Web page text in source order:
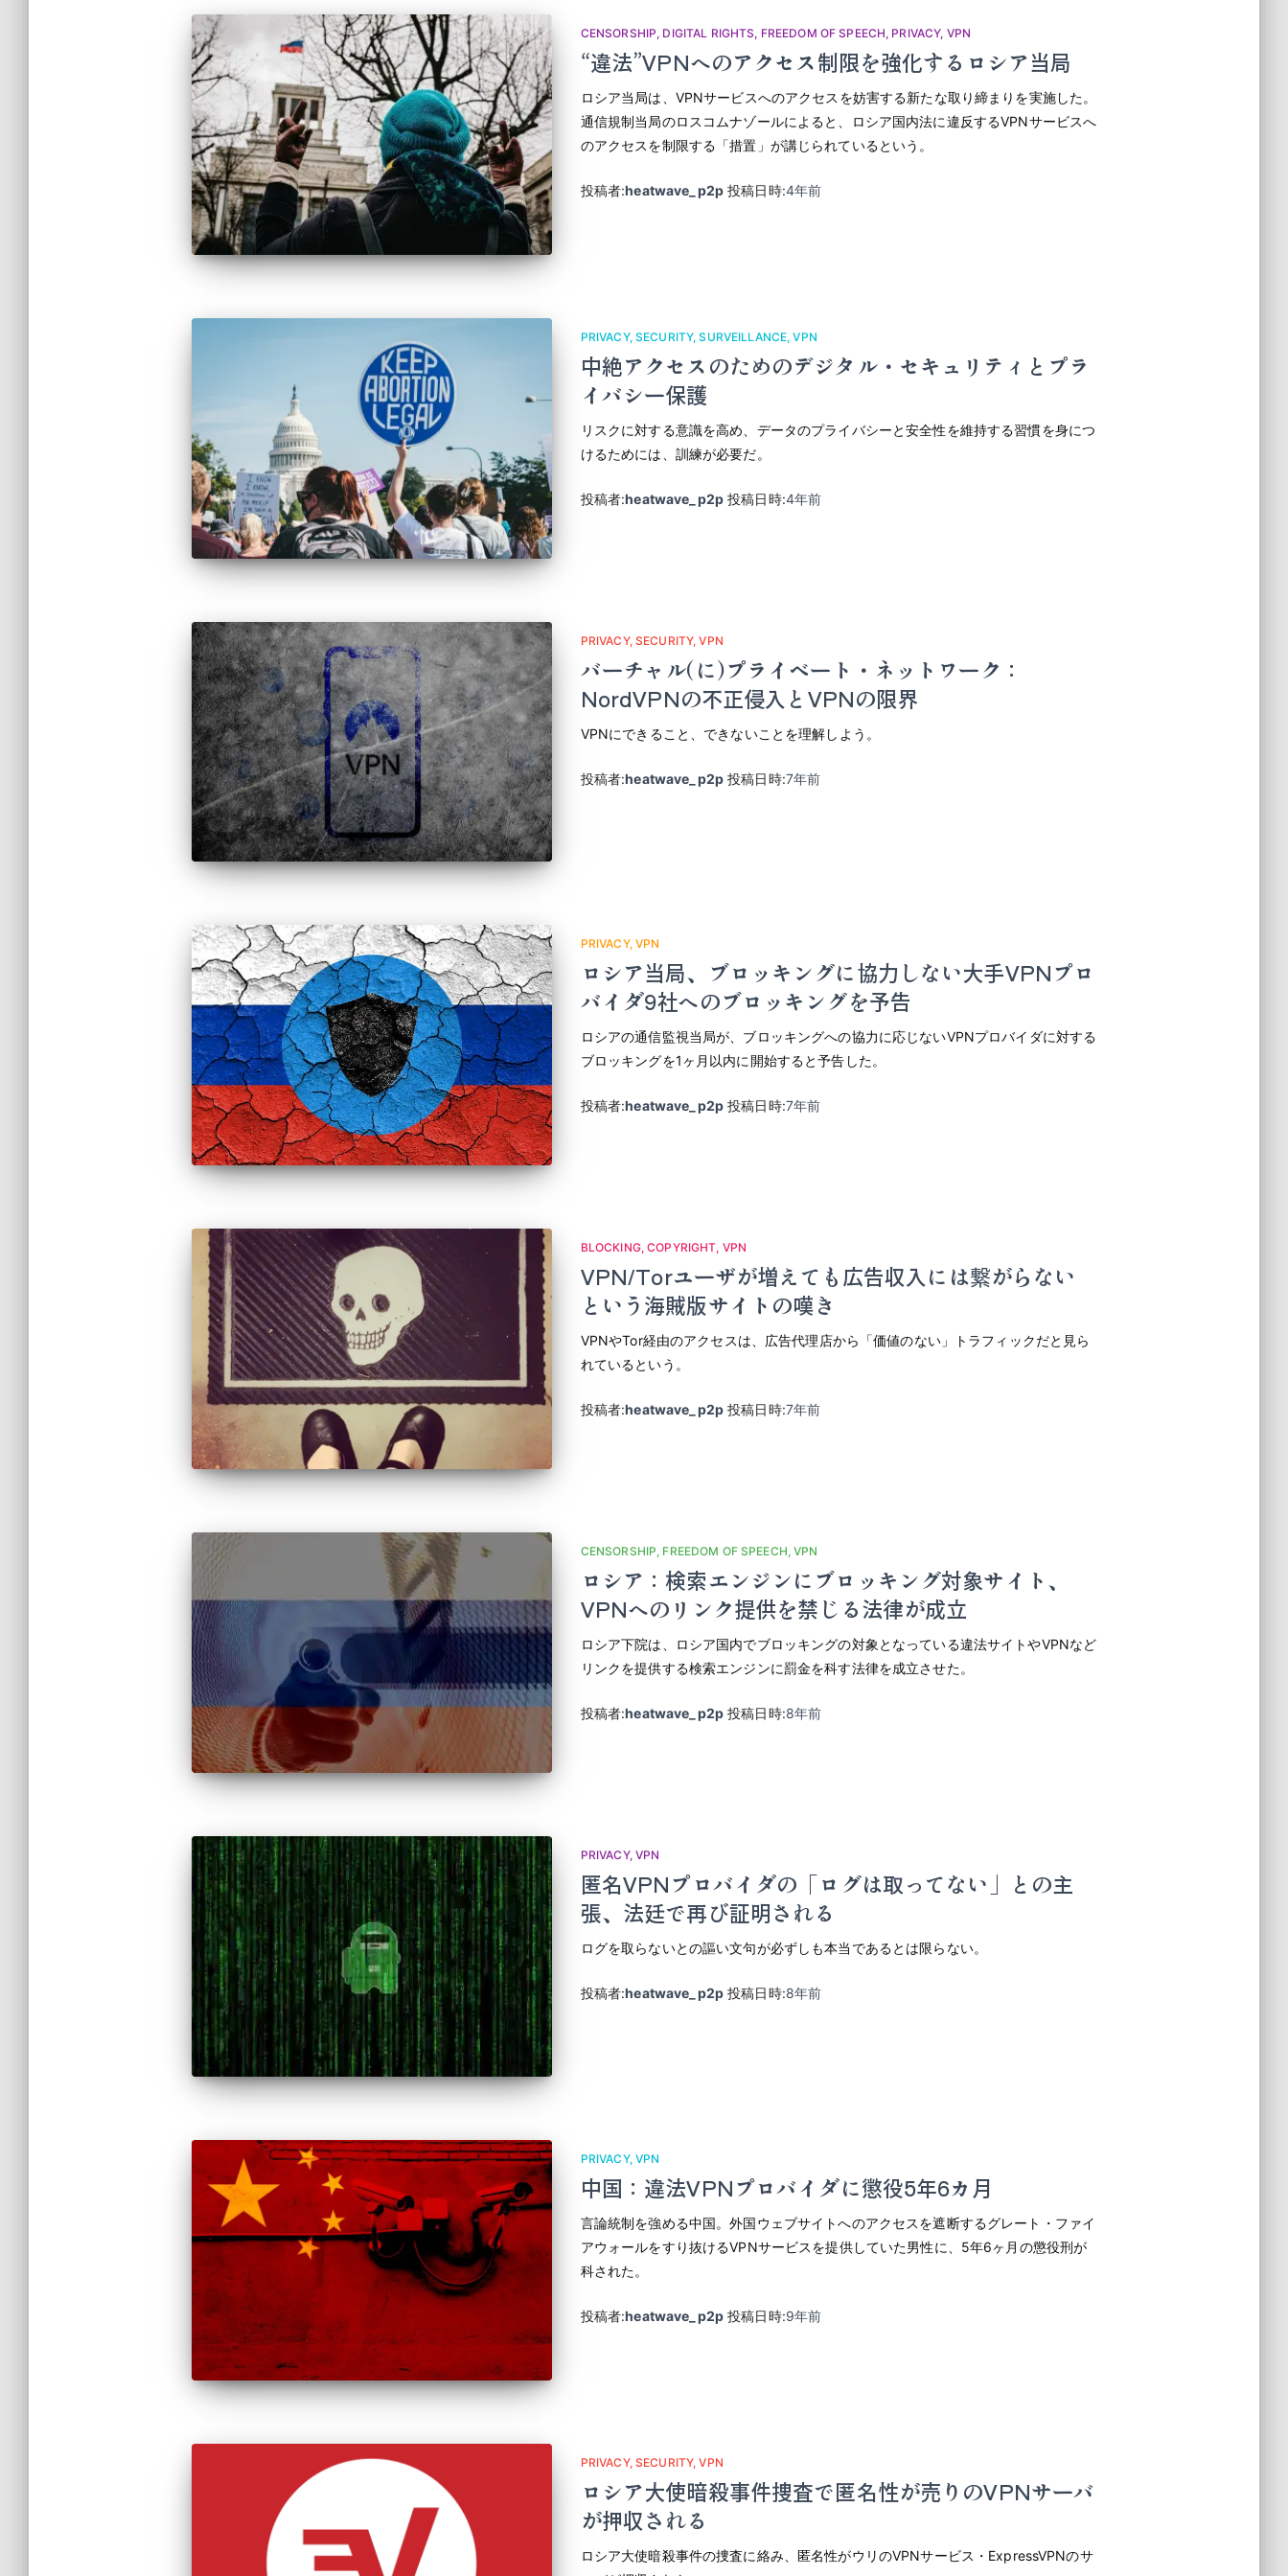
CENSORSHIP DIGITAL RIGHTS FREEDOM OF SPEECH PRIVACY VPN
“違法”VPNへのアクセス制限を強化するロシア当局
ロシア当局は、VPNサービスへのアクセスを妨害する新たな取り締まりを実施した。
通信規制当局のロスコムナゾールによると、ロシア国内法に違反するVPNサービスへ
のアクセスを制限する「措置」が講じられているという。
投稿者:heatwave_p2p 投稿日時:4年前
PRIVACY SECURITY SURVEILLANCE VPN
中絶アクセスのためのデジタル・セキュリティとプラ
イバシー保護
リスクに対する意識を高め、データのプライバシーと安全性を維持する習慣を身につ
けるためには、訓練が必要だ。
投稿者:heatwave_p2p 投稿日時:4年前
PRIVACY SECURITY VPN
バーチャル(に)プライベート・ネットワーク：
NordVPNの不正侵入とVPNの限界
VPNにできること、できないことを理解しよう。
投稿者:heatwave_p2p 投稿日時:7年前
PRIVACY VPN
ロシア当局、ブロッキングに協力しない大手VPNプロ
バイダ9社へのブロッキングを予告
ロシアの通信監視当局が、ブロッキングへの協力に応じないVPNプロバイダに対する
ブロッキングを1ヶ月以内に開始すると予告した。
投稿者:heatwave_p2p 投稿日時:7年前
BLOCKING COPYRIGHT VPN
VPN/Torユーザが増えても広告収入には繋がらない
という海賊版サイトの嘆き
VPNやTor経由のアクセスは、広告代理店から「価値のない」トラフィックだと見ら
れているという。
投稿者:heatwave_p2p 投稿日時:7年前
CENSORSHIP FREEDOM OF SPEECH VPN
ロシア：検索エンジンにブロッキング対象サイト、
VPNへのリンク提供を禁じる法律が成立
ロシア下院は、ロシア国内でブロッキングの対象となっている違法サイトやVPNなど
リンクを提供する検索エンジンに罰金を科す法律を成立させた。
投稿者:heatwave_p2p 投稿日時:8年前
PRIVACY VPN
匿名VPNプロバイダの「ログは取ってない」との主
張、法廷で再び証明される
ログを取らないとの謳い文句が必ずしも本当であるとは限らない。
投稿者:heatwave_p2p 投稿日時:8年前
PRIVACY VPN
中国：違法VPNプロバイダに懲役5年6カ月
言論統制を強める中国。外国ウェブサイトへのアクセスを遮断するグレート・ファイ
アウォールをすり抜けるVPNサービスを提供していた男性に、5年6ヶ月の懲役刑が
科された。
投稿者:heatwave_p2p 投稿日時:9年前
PRIVACY SECURITY VPN
ロシア大使暗殺事件捜査で匿名性が売りのVPNサーバ
が押収される
ロシア大使暗殺事件の捜査に絡み、匿名性がウリのVPNサービス・ExpressVPNのサ